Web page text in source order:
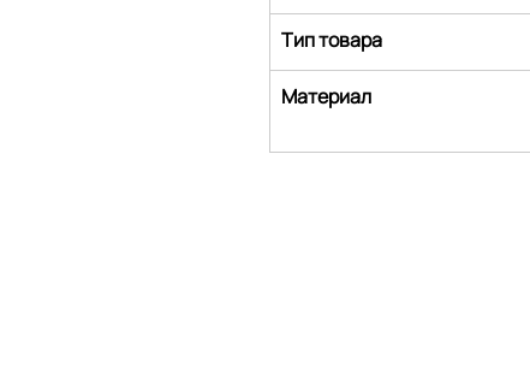
Тип товара
Материал